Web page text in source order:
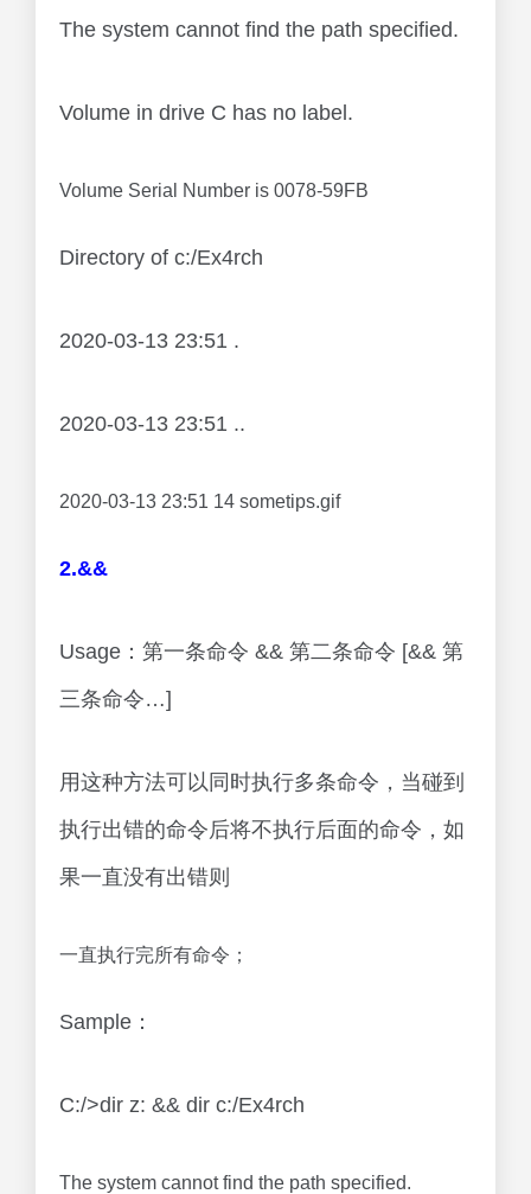
The system cannot find the path specified.
Volume in drive C has no label.
Volume Serial Number is 0078-59FB
Directory of c:/Ex4rch
2020-03-13 23:51 .
2020-03-13 23:51 ..
2020-03-13 23:51 14 sometips.gif
2.&&
Usage：第一条命令 && 第二条命令 [&& 第
三条命令…]
用这种方法可以同时执行多条命令，当碰到
执行出错的命令后将不执行后面的命令，如
果一直没有出错则
一直执行完所有命令；
Sample：
C:/>dir z: && dir c:/Ex4rch
The system cannot find the path specified.